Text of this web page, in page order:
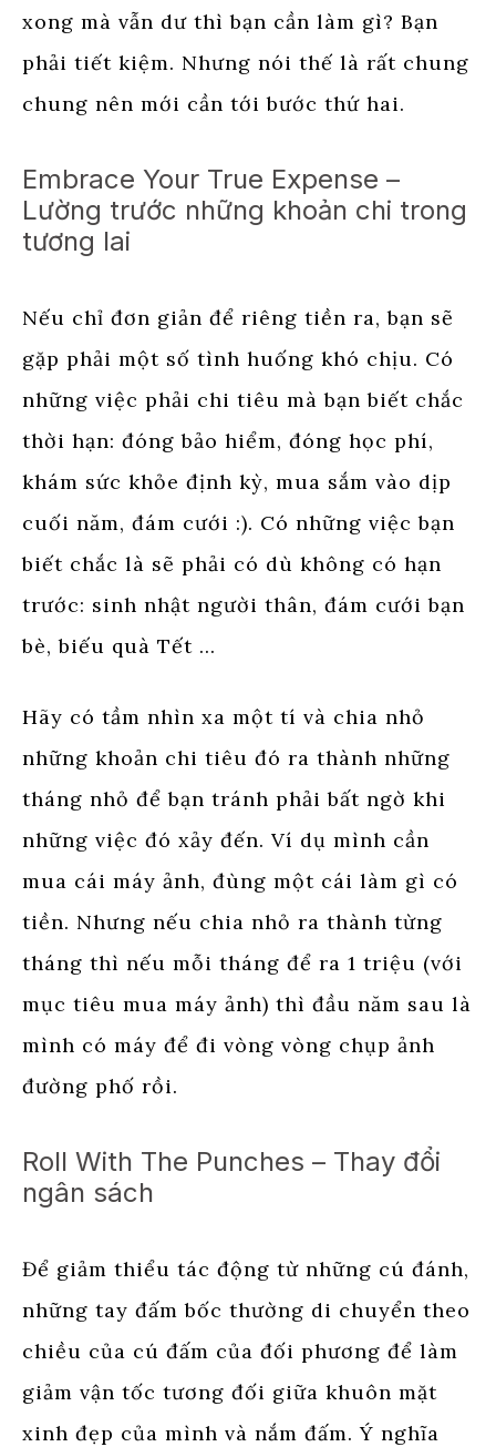
xong mà vẫn dư thì bạn cần làm gì? Bạn
phải tiết kiệm. Nhưng nói thế là rất chung
chung nên mới cần tới bước thứ hai.
Embrace Your True Expense –
Lường trước những khoản chi trong
tương lai
Nếu chỉ đơn giản để riêng tiền ra, bạn sẽ
gặp phải một số tình huống khó chịu. Có
những việc phải chi tiêu mà bạn biết chắc
thời hạn: đóng bảo hiểm, đóng học phí,
khám sức khỏe định kỳ, mua sắm vào dịp
cuối năm, đám cưới :). Có những việc bạn
biết chắc là sẽ phải có dù không có hạn
trước: sinh nhật người thân, đám cưới bạn
bè, biếu quà Tết …
Hãy có tầm nhìn xa một tí và chia nhỏ
những khoản chi tiêu đó ra thành những
tháng nhỏ để bạn tránh phải bất ngờ khi
những việc đó xảy đến. Ví dụ mình cần
mua cái máy ảnh, đùng một cái làm gì có
tiền. Nhưng nếu chia nhỏ ra thành từng
tháng thì nếu mỗi tháng để ra 1 triệu (với
mục tiêu mua máy ảnh) thì đầu năm sau là
mình có máy để đi vòng vòng chụp ảnh
đường phố rồi.
Roll With The Punches – Thay đổi
ngân sách
Để giảm thiểu tác động từ những cú đánh,
những tay đấm bốc thường di chuyển theo
chiều của cú đấm của đối phương để làm
giảm vận tốc tương đối giữa khuôn mặt
xinh đẹp của mình và nắm đấm. Ý nghĩa